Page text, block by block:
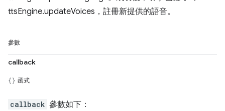
ttsEngine.updateVoices，註冊新提供的語音。
參數
callback
函式
callback 參數如下：